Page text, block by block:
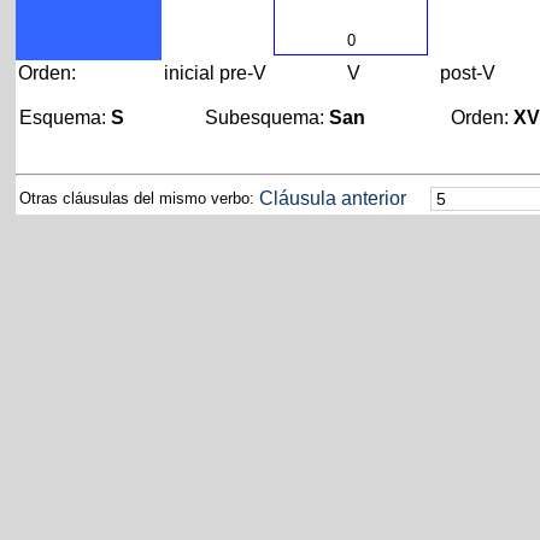
0
Orden: inicial pre-V V post-V
Esquema: S Subesquema:San Orden:XV
Otras cláusulas del mismo verbo: Cláusula anterior